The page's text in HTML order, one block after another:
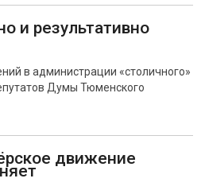
и результативно
в администрации «столичного»
Думы Тюменского
движение